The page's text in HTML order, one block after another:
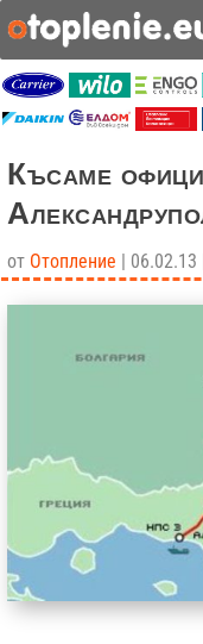
Късаме
от Отопление | 06.02.13